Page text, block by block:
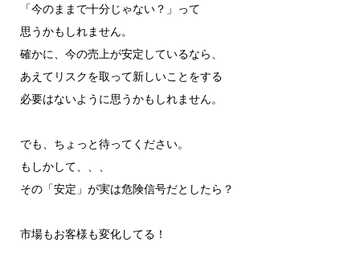
「今のままで十分じゃない？」って
思うかもしれません。
確かに、今の売上が安定しているなら、
あえてリスクを取って新しいことをする
必要はないように思うかもしれません。
でも、ちょっと待ってください。
もしかして、、、
その「安定」が実は危険信号だとしたら？
市場もお客様も変化してる！